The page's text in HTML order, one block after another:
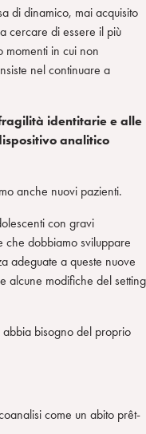
di dinamico, mai acquisito
cercare di essere il più
momenti in cui non
nel continuare a
identitarie e alle
analitico
anche nuovi pazienti.
con gravi
che dobbiamo sviluppare
adeguate a queste nuove
alcune modifiche del setting
bisogno del proprio
come un abito prêt-